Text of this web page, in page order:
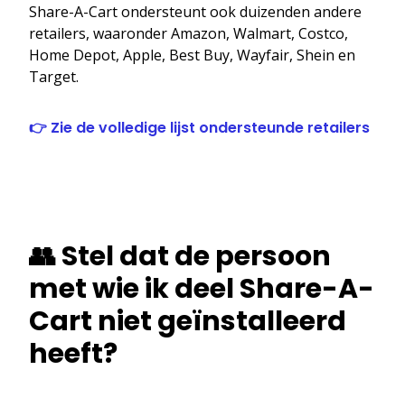
Share-A-Cart ondersteunt ook duizenden andere
retailers, waaronder Amazon, Walmart, Costco,
Home Depot, Apple, Best Buy, Wayfair, Shein en
Target.
👉 Zie de volledige lijst ondersteunde retailers
👥 Stel dat de persoon
met wie ik deel Share-A-
Cart niet geïnstalleerd
heeft?